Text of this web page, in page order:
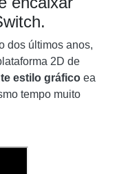
dos últimos anos,
2D de
estilo gráfico ea
tempo muito